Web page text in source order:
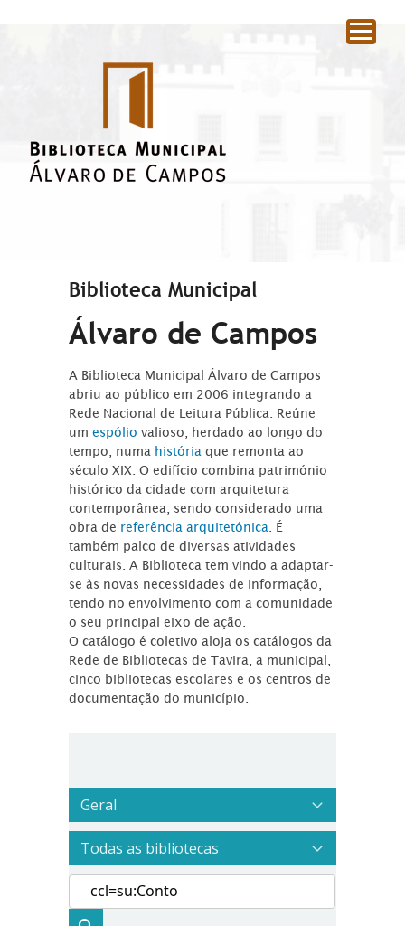
Biblioteca Municipal
Álvaro de Campos
A Biblioteca Municipal Álvaro de Campos
abriu ao público em 2006 integrando a
Rede Nacional de Leitura Pública. Reúne
umespóliovalioso, herdado ao longo do
tempo, numa história que remonta ao
século XIX. O edifício combina património
histórico da cidade com arquitetura
contemporânea, sendo considerado uma
obra de referência arquitetónica . É
também palco de diversas atividades
culturais. A Biblioteca tem vindo a adaptar-
se às novas necessidades de informação,
tendo no envolvimento com a comunidade
o seu principal eixo de ação.
O catálogo é coletivo aloja os catálogos da
Rede de Bibliotecas de Tavira, a municipal,
cinco bibliotecas escolares e os centros de
documentação do município.